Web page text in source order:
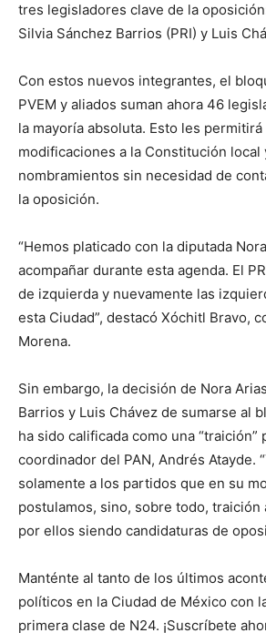
tres legisladores clave de la
Silvia Sánchez Barrios (PRI) y Luis
Con estos nuevos integrantes, el
PVEM y aliados suman ahora 46
la mayoría absoluta. Esto les
modificaciones a la Constitución local
nombramientos sin necesidad de
la oposición.
“Hemos platicado con la diputada
acompañar durante esta agenda. El
de izquierda y nuevamente las
esta Ciudad”, destacó Xóchitl Bravo,
Morena.
Sin embargo, la decisión de Nora
Barrios y Luis Chávez de sumarse al
ha sido calificada como una “traición”
coordinador del PAN, Andrés Atayde.
solamente a los partidos que en su
postulamos, sino, sobre todo, traición
por ellos siendo candidaturas de
Manténte al tanto de los últimos
políticos en la Ciudad de México con
primera clase de N24. ¡Suscríbete